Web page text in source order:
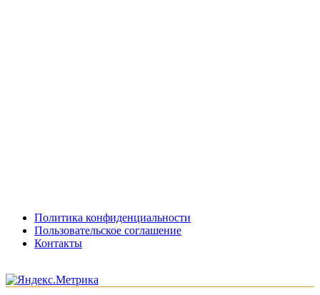
Политика конфиденциальности
Пользовательское соглашение
Контакты